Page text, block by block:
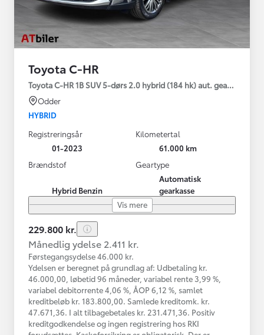
Toyota C-HR
Toyota C-HR 1B SUV 5-dørs 2.0 hybrid (184 hk) aut. gear C-HIC
Odder
HYBRID
Registreringsår
01-2023
Kilometertal
61.000 km
Brændstof
Hybrid Benzin
Geartype
Automatisk
gearkasse
Vis mere
229.800 kr.
Månedlig ydelse 2.411 kr.
Førstegangsydelse 46.000 kr.
Ydelsen er beregnet på grundlag af: Udbetaling kr.
46.000,00, løbetid 96 måneder, variabel rente 3,99 %,
variabel debitorrente 4,06 %, ÅOP 6,12 %, samlet
kreditbeløb kr. 183.800,00. Samlede kreditomk. kr.
47.671,36. I alt tilbagebetales kr. 231.471,36. Positiv
kreditgodkendelse og ingen registrering hos RKI